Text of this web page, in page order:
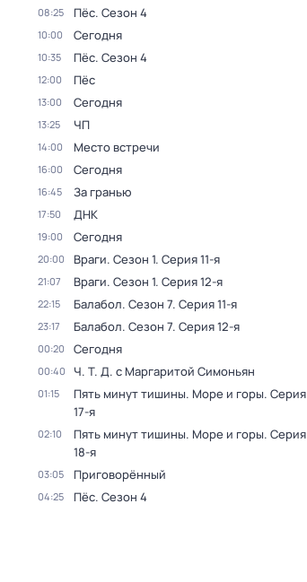
08:25 Пёс. Сезон 4
10:00 Сегодня
10:35 Пёс. Сезон 4
12:00 Пёс
13:00 Сегодня
13:25 ЧП
14:00 Место встречи
16:00 Сегодня
16:45 За гранью
17:50 ДНК
19:00 Сегодня
20:00 Враги. Сезон 1. Серия 11-я
21:07 Враги. Сезон 1. Серия 12-я
22:15 Балабол. Сезон 7. Серия 11-я
23:17 Балабол. Сезон 7. Серия 12-я
00:20 Сегодня
00:40 Ч. T. Д. с Маргаритой Симоньян
01:15 Пять минут тишины. Море и горы. Серия
17-я
02:10 Пять минут тишины. Море и горы. Серия
18-я
03:05 Приговорённый
04:25 Пёс. Сезон 4